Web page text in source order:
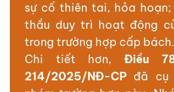
sự cố thiên tai, hỏa
thầu duy trì hoạt động
trong trường hợp cấp bách.
Chi tiết hơn, Điều
214/2025/NĐ-CP đã cụ